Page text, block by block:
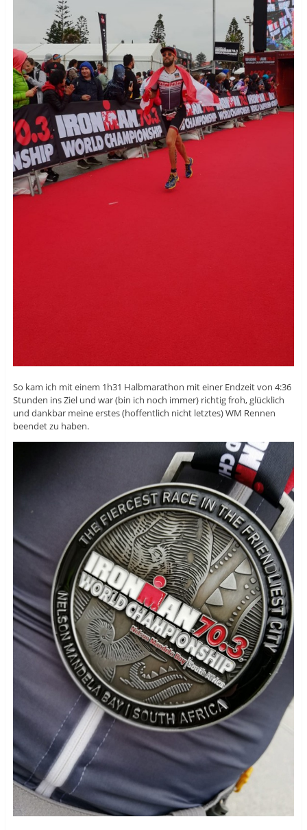
So kam ich mit einem 1h31 Halbmarathon mit einer Endzeit von 4:36
Stunden ins Ziel und war (bin ich noch immer) richtig froh, glücklich
und dankbar meine erstes (hoffentlich nicht letztes) WM Rennen
beendet zu haben.